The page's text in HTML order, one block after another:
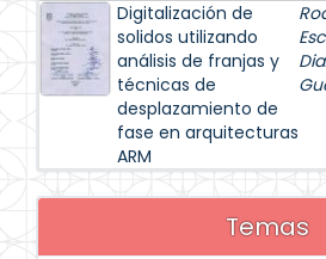
Digitalización de
solidos utilizando
análisis de franjas y
técnicas de
desplazamiento de
fase en arquitecturas
ARM
Temas